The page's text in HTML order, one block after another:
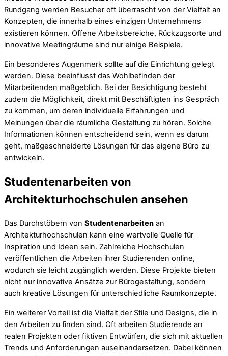
Rundgang werden Besucher oft überrascht von der Vielfalt an
Konzepten, die innerhalb eines einzigen Unternehmens
existieren können. Offene Arbeitsbereiche, Rückzugsorte und
innovative Meetingräume sind nur einige Beispiele.
Ein besonderes Augenmerk sollte auf die Einrichtung gelegt
werden. Diese beeinflusst das Wohlbefinden der
Mitarbeitenden maßgeblich. Bei der Besichtigung besteht
zudem die Möglichkeit, direkt mit Beschäftigten ins Gespräch
zu kommen, um deren individuelle Erfahrungen und
Meinungen über die räumliche Gestaltung zu hören. Solche
Informationen können entscheidend sein, wenn es darum
geht, maßgeschneiderte Lösungen für das eigene Büro zu
entwickeln.
Studentenarbeiten von
Architekturhochschulen ansehen
Das Durchstöbern von Studentenarbeiten an
Architekturhochschulen kann eine wertvolle Quelle für
Inspiration und Ideen sein. Zahlreiche Hochschulen
veröffentlichen die Arbeiten ihrer Studierenden online,
wodurch sie leicht zugänglich werden. Diese Projekte bieten
nicht nur innovative Ansätze zur Bürogestaltung, sondern
auch kreative Lösungen für unterschiedliche Raumkonzepte.
Ein weiterer Vorteil ist die Vielfalt der Stile und Designs, die in
den Arbeiten zu finden sind. Oft arbeiten Studierende an
realen Projekten oder fiktiven Entwürfen, die sich mit aktuellen
Trends und Anforderungen auseinandersetzen. Dabei können